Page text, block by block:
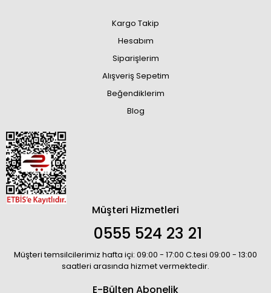
Kargo Takip
Hesabım
Siparişlerim
Alışveriş Sepetim
Beğendiklerim
Blog
Müşteri Hizmetleri
0555 524 23 21
Müşteri temsilcilerimiz hafta içi: 09:00 - 17:00 C.tesi 09:00 - 13:00
saatleri arasında hizmet vermektedir.
E-Bülten Abonelik